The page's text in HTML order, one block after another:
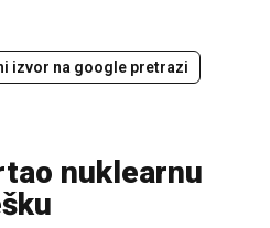
izvor na google pretrazi
nuklearnu